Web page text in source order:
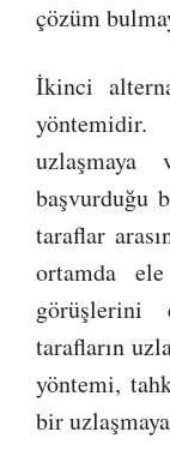
çözüm
İkinci
uzlaşmaya
başvurduğu
taraflar
ortamda ele
görüşlerini
tarafların
yöntemi,
bir